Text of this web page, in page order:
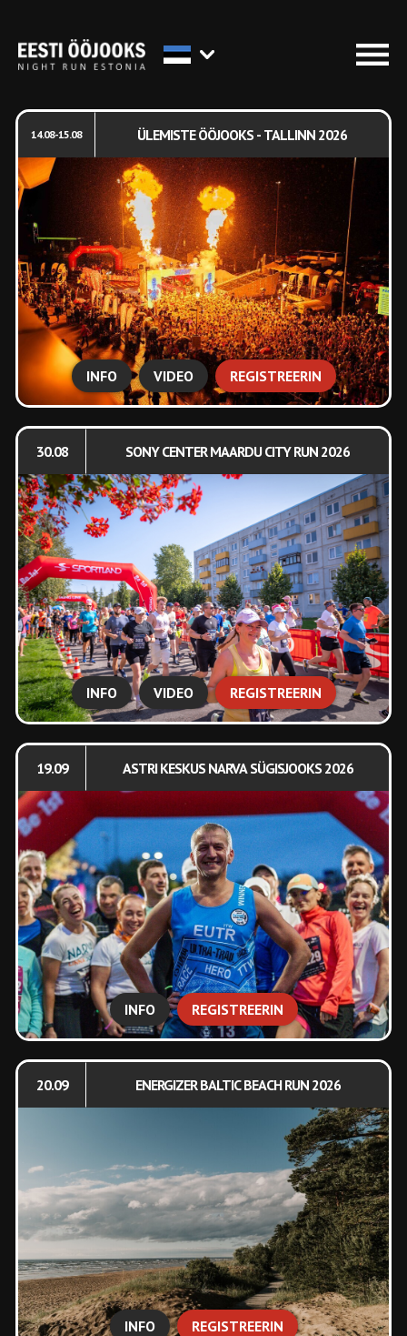
14.08-15.08 ÜLEMISTE ÖÖJOOKS - TALLINN 2026
INFO VIDEO REGISTREERIN
30.08 SONY CENTER MAARDU CITY RUN 2026
INFO VIDEO REGISTREERIN
19.09 ASTRI KESKUS NARVA SÜGISJOOKS 2026
INFO REGISTREERIN
20.09 ENERGIZER BALTIC BEACH RUN 2026
INFO REGISTREERIN